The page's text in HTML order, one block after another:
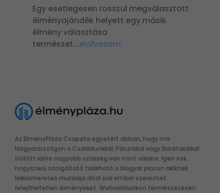
Egy esetlegesen rosszul megválasztott
élményajándék helyett egy másik
élmény választása
természet...elolvasom
Az ÉlményPláza Csapata egyetért abban, hogy ma
Magyarországon a Családunkkal, Párunkkal vagy Barátainkkal
töltött időre nagyobb szükség van mint valaha. Igen sok
nagyszerű szolgáltató található a Magyar piacon akiknek
lelkiismeretes munkája által sok ember szerezhet
felejthetetlen élményeket. Weboldalunkon természetesen